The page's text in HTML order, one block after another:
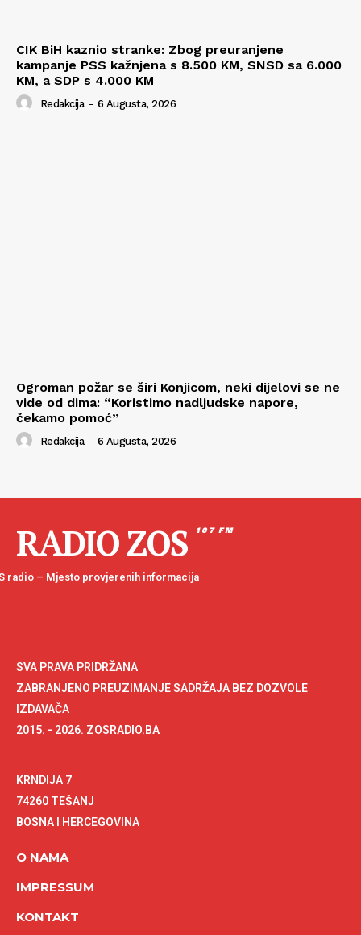
CIK BiH kaznio stranke: Zbog preuranjene
kampanje PSS kažnjena s 8.500 KM, SNSD sa 6.000
KM, a SDP s 4.000 KM
Redakcija - 6 Augusta, 2026
Ogroman požar se širi Konjicom, neki dijelovi se ne
vide od dima: “Koristimo nadljudske napore,
čekamo pomoć”
Redakcija - 6 Augusta, 2026
RADIO ZOS 107 FM
radio – Mjesto provjerenih informacija
SVA PRAVA PRIDRŽANA
ZABRANJENO PREUZIMANJE SADRŽAJA BEZ DOZVOLE
IZDAVAČA
2015. - 2026. ZOSRADIO.BA
KRNDIJA 7
74260 TEŠANJ
BOSNA I HERCEGOVINA
O NAMA
IMPRESSUM
KONTAKT